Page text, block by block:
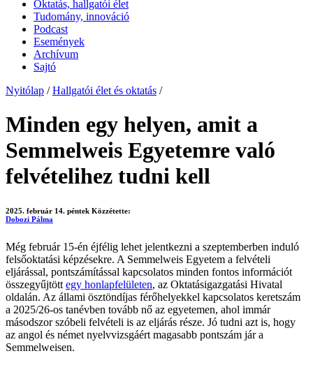
Oktatás, hallgatói élet
Tudomány, innováció
Podcast
Események
Archívum
Sajtó
Nyitólap / Hallgatói élet és oktatás /
Minden egy helyen, amit a
Semmelweis Egyetemre való
felvételihez tudni kell
2025. február 14. péntek Közzétette:
Dobozi Pálma
Még február 15-én éjfélig lehet jelentkezni a szeptemberben induló
felsőoktatási képzésekre. A Semmelweis Egyetem a felvételi
eljárással, pontszámítással kapcsolatos minden fontos információt
összegyűjtött egy honlapfelületen, az Oktatásigazgatási Hivatal
oldalán. Az állami ösztöndíjas férőhelyekkel kapcsolatos keretszám
a 2025/26-os tanévben tovább nő az egyetemen, ahol immár
másodszor szóbeli felvételi is az eljárás része. Jó tudni azt is, hogy
az angol és német nyelvvizsgáért magasabb pontszám jár a
Semmelweisen.